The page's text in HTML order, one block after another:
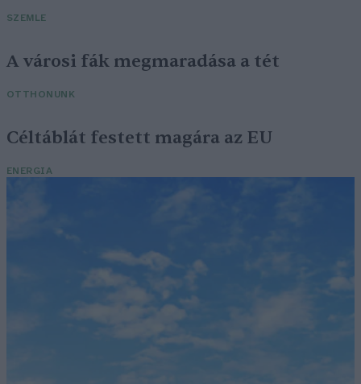
SZEMLE
A városi fák megmaradása a tét
OTTHONUNK
Céltáblát festett magára az EU
ENERGIA